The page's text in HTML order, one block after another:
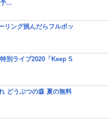
...
リング挑んだらフルボッ
別ライブ2020「Keep S
どうぶつの森 夏の無料